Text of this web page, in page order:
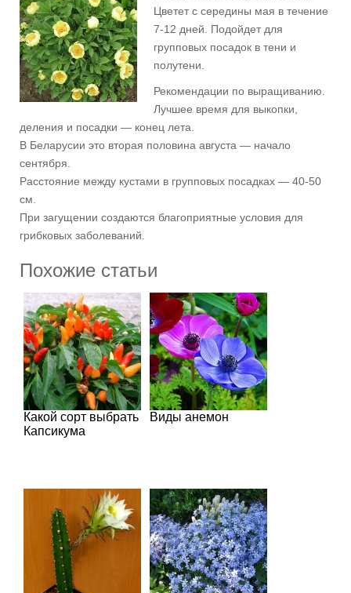
Цветет с середины мая в течение
7-12 дней. Подойдет для
групповых посадок в тени и
полутени.
Рекомендации по выращиванию.
Лучшее время для выкопки,
деления и посадки — конец лета.
В Беларусии это вторая половина августа — начало
сентября.
Расстояние между кустами в групповых посадках — 40-50
см.
При загущении создаются благоприятные условия для
грибковых заболеваний.
Похожие статьи
Какой сорт выбрать
Капсикума
Виды анемон